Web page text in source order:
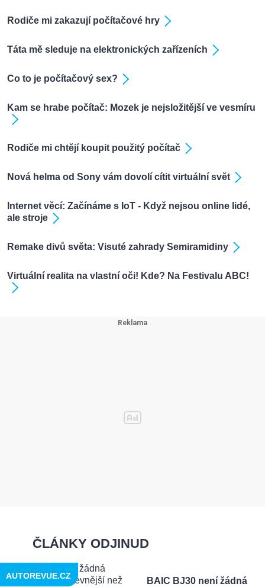
Rodiče mi zakazují počítačové hry
Táta mě sleduje na elektronických zařízeních
Co to je počítačový sex?
Kam se hrabe počítač: Mozek je nejsložitější ve vesmíru
Rodiče mi chtějí koupit použitý počítač
Nová helma od Sony vám dovolí cítit virtuální svět
Internet věcí: Začínáme s IoT - Když nejsou online lidé,
ale stroje
Remake divů světa: Visuté zahrady Semiramidiny
Virtuální realita na vlastní oči! Kde? Na Festivalu ABC!
ČLÁNKY ODJINUD
BAIC BJ30 není žádná
AUTOREVUE.CZ